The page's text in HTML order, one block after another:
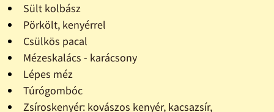
Sült kolbász
Pörkölt, kenyérrel
Csülkös pacal
Mézeskalács - karácsony
Lépes méz
Túrógombóc
Zsíroskenyér: kovászos kenyér, kacsazsír,